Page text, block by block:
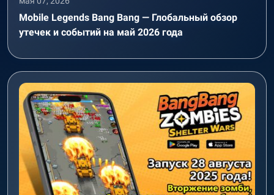
Mobile Legends Bang Bang — Глобальный обзор
утечек и событий на май 2026 года